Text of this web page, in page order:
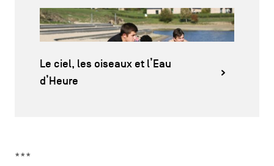
Le ciel, les oiseaux et l’Eau
d’Heure
***